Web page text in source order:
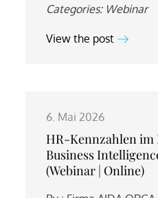
Categories: Webinar
View the post
6. Mai 2026
HR-Kennzahlen im
Business
(Webinar | Online)